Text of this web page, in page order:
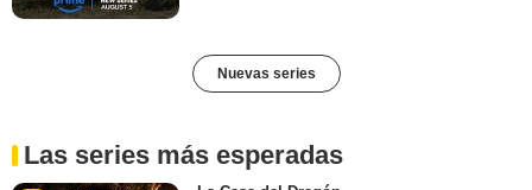
Nuevas series
Las series más esperadas